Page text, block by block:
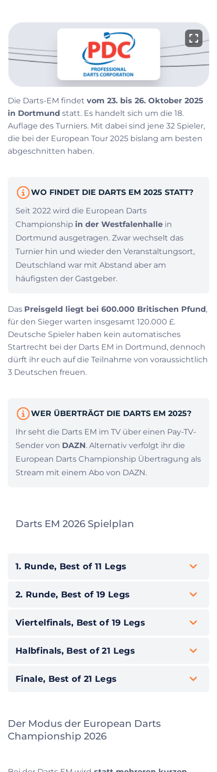
Die Darts-EM findet vom 23. bis 26. Oktober 2025
in Dortmund statt. Es handelt sich um die 18.
Auflage des Turniers. Mit dabei sind jene 32 Spieler,
die bei der European Tour 2025 bislang am besten
abgeschnitten haben.
WO FINDET DIE DARTS EM 2025 STATT?
Seit 2022 wird die European Darts
Championship in der Westfalenhalle in
Dortmund ausgetragen. Zwar wechselt das
Turnier hin und wieder den Veranstaltungsort,
Deutschland war mit Abstand aber am
häufigsten der Gastgeber.
Das Preisgeld liegt bei 600.000 Britischen Pfund,
für den Sieger warten insgesamt 120.000 £.
Deutsche Spieler haben kein automatisches
Startrecht bei der Darts EM in Dortmund, dennoch
dürft ihr euch auf die Teilnahme von voraussichtlich
3 Deutschen freuen.
WER ÜBERTRÄGT DIE DARTS EM 2025?
Ihr seht die Darts EM im TV über einen Pay-TV-
Sender von DAZN. Alternativ verfolgt ihr die
European Darts Championship Übertragung als
Stream mit einem Abo von DAZN.
Darts EM 2026 Spielplan
1. Runde, Best of 11 Legs
2. Runde, Best of 19 Legs
Viertelfinals, Best of 19 Legs
Halbfinals, Best of 21 Legs
Finale, Best of 21 Legs
Der Modus der European Darts
Championship 2026